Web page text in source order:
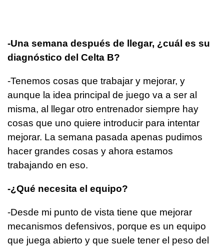
-Una semana después de llegar, ¿cuál es su
diagnóstico del Celta B?
-Tenemos cosas que trabajar y mejorar, y
aunque la idea principal de juego va a ser al
misma, al llegar otro entrenador siempre hay
cosas que uno quiere introducir para intentar
mejorar. La semana pasada apenas pudimos
hacer grandes cosas y ahora estamos
trabajando en eso.
-¿Qué necesita el equipo?
-Desde mi punto de vista tiene que mejorar
mecanismos defensivos, porque es un equipo
que juega abierto y que suele tener el peso del